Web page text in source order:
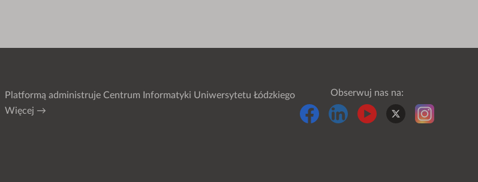
Platformą administruje Centrum Informatyki Uniwersytetu Łódzkiego
Więcej →
Obserwuj nas na: